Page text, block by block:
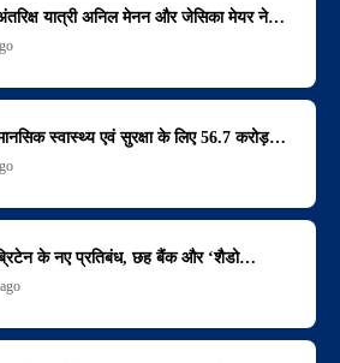
यात्री अनिल मेनन और जेसिका मेयर ने…
स्वास्थ्य एवं सुरक्षा के लिए 56.7 करोड़…
के नए प्रतिबंध, छह बैंक और ‘शैडो…